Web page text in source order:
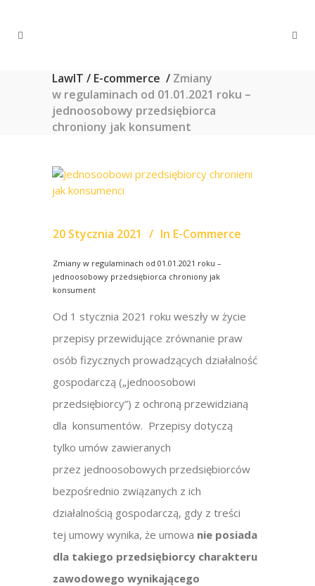
LawIT / E-commerce / Zmiany
w regulaminach od 01.01.2021 roku –
jednoosobowy przedsiębiorca
chroniony jak konsument
20 Stycznia 2021 In E-Commerce
Zmiany w regulaminach od 01.01.2021 roku –
jednoosobowy przedsiębiorca chroniony jak
konsument
Od 1 stycznia 2021 roku weszły w życie
przepisy przewidujące zrównanie praw
osób fizycznych prowadzących działalność
gospodarczą („jednoosobowi
przedsiębiorcy”) z ochroną przewidzianą
dla konsumentów. Przepisy dotyczą
tylko umów zawieranych
przez jednoosobowych przedsiębiorców
bezpośrednio związanych z ich
działalnością gospodarczą, gdy z treści
tej umowy wynika, że umowa nie posiada
dla takiego przedsiębiorcy charakteru
zawodowego wynikającego